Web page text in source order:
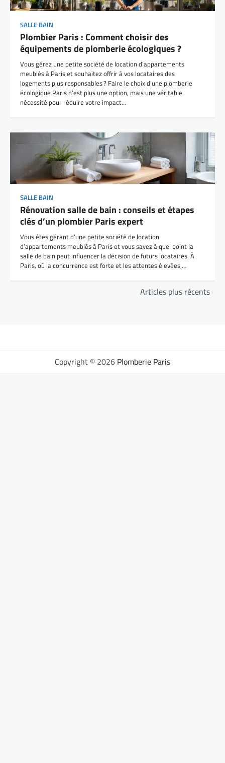
SALLE BAIN
Plombier Paris : Comment choisir des
équipements de plomberie écologiques ?
Vous gérez une petite société de location d’appartements
meublés à Paris et souhaitez offrir à vos locataires des
logements plus responsables ? Faire le choix d’une plomberie
écologique Paris n’est plus une option, mais une véritable
nécessité pour réduire votre impact…
SALLE BAIN
Rénovation salle de bain : conseils et étapes
clés d’un plombier Paris expert
Vous êtes gérant d’une petite société de location
d’appartements meublés à Paris et vous savez à quel point la
salle de bain peut influencer la décision de futurs locataires. À
Paris, où la concurrence est forte et les attentes élevées,…
Articles plus récents
Copyright © 2026 Plomberie Paris